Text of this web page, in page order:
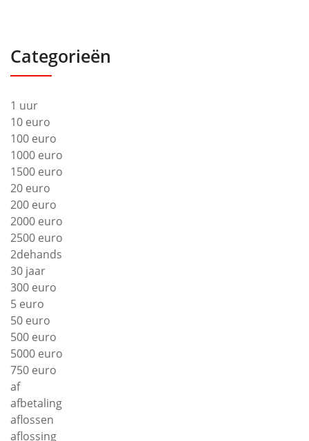
Categorieën
1 uur
10 euro
100 euro
1000 euro
1500 euro
20 euro
200 euro
2000 euro
2500 euro
2dehands
30 jaar
300 euro
5 euro
50 euro
500 euro
5000 euro
750 euro
af
afbetaling
aflossen
aflossing